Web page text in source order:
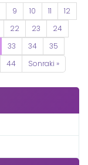
9 10 11
12
22 23
24
33 34
35
44 Sonraki »